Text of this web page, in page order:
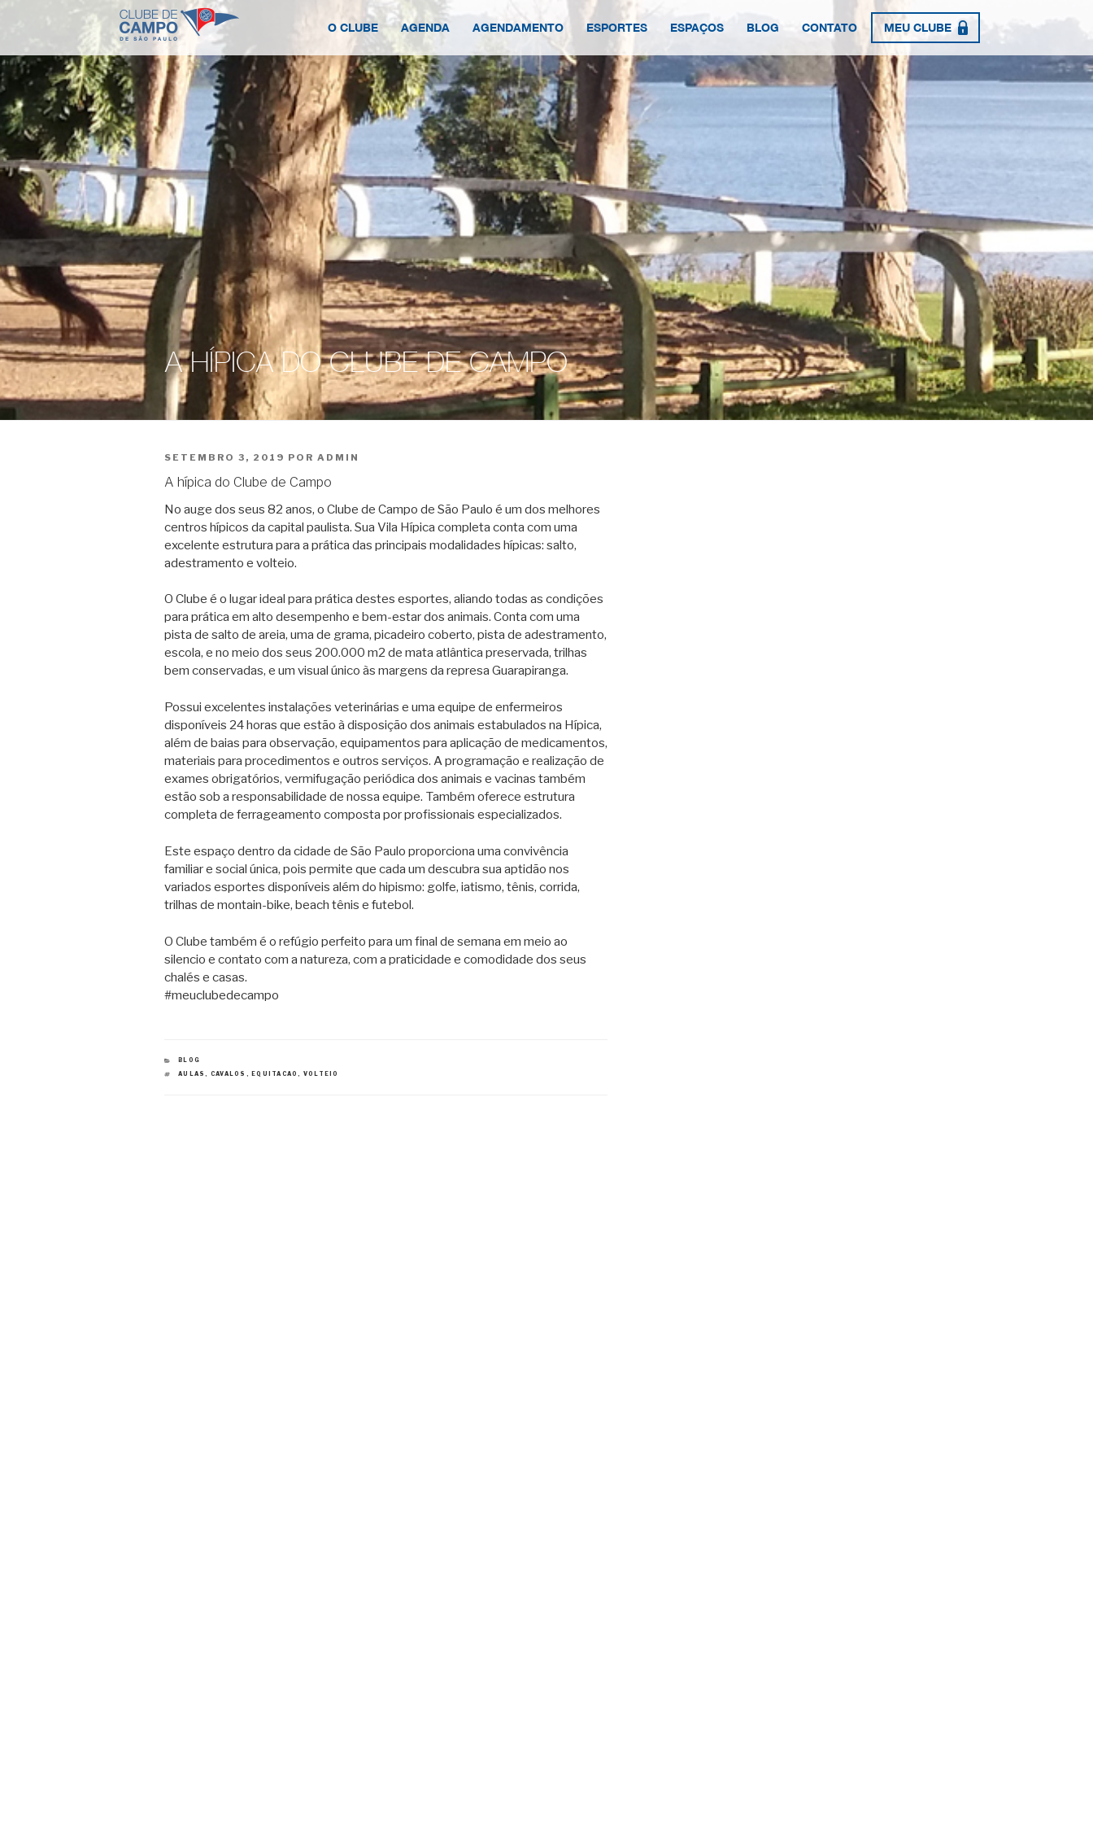
O CLUBE AGENDA AGENDAMENTO ESPORTES ESPAÇOS BLOG CONTATO MEU CLUBE
A HÍPICA DO CLUBE DE CAMPO
PUBLICADO
SETEMBRO 3, 2019 POR ADMIN
A hípica do Clube de Campo
No auge dos seus 82 anos, o Clube de Campo de São Paulo é um dos melhores
centros hípicos da capital paulista. Sua Vila Hípica completa conta com uma
excelente estrutura para a prática das principais modalidades hípicas: salto,
adestramento e volteio.
O Clube é o lugar ideal para prática destes esportes, aliando todas as condições
para prática em alto desempenho e bem-estar dos animais. Conta com uma
pista de salto de areia, uma de grama, picadeiro coberto, pista de adestramento,
escola, e no meio dos seus 200.000 m2 de mata atlântica preservada, trilhas
bem conservadas, e um visual único às margens da represa Guarapiranga.
Possui excelentes instalações veterinárias e uma equipe de enfermeiros
disponíveis 24 horas que estão à disposição dos animais estabulados na Hípica,
além de baias para observação, equipamentos para aplicação de medicamentos,
materiais para procedimentos e outros serviços. A programação e realização de
exames obrigatórios, vermifugação periódica dos animais e vacinas também
estão sob a responsabilidade de nossa equipe. Também oferece estrutura
completa de ferrageamento composta por profissionais especializados.
Este espaço dentro da cidade de São Paulo proporciona uma convivência
familiar e social única, pois permite que cada um descubra sua aptidão nos
variados esportes disponíveis além do hipismo: golfe, iatismo, tênis, corrida,
trilhas de montain-bike, beach tênis e futebol.
O Clube também é o refúgio perfeito para um final de semana em meio ao
silencio e contato com a natureza, com a praticidade e comodidade dos seus
chalés e casas.
#meuclubedecampo
CATEGORIAS
BLOG
TAGS
AULAS CAVALOS ,EQUITACAO VOLTEIO